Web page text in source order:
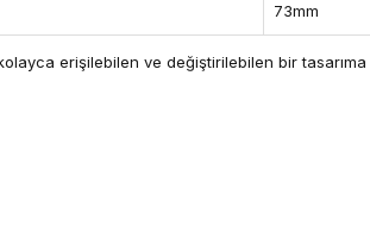
73mm
erişilebilen ve değiştirilebilen bir